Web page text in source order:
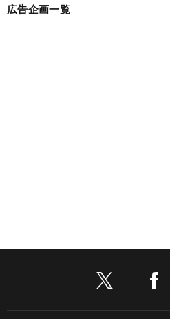
広告企画一覧